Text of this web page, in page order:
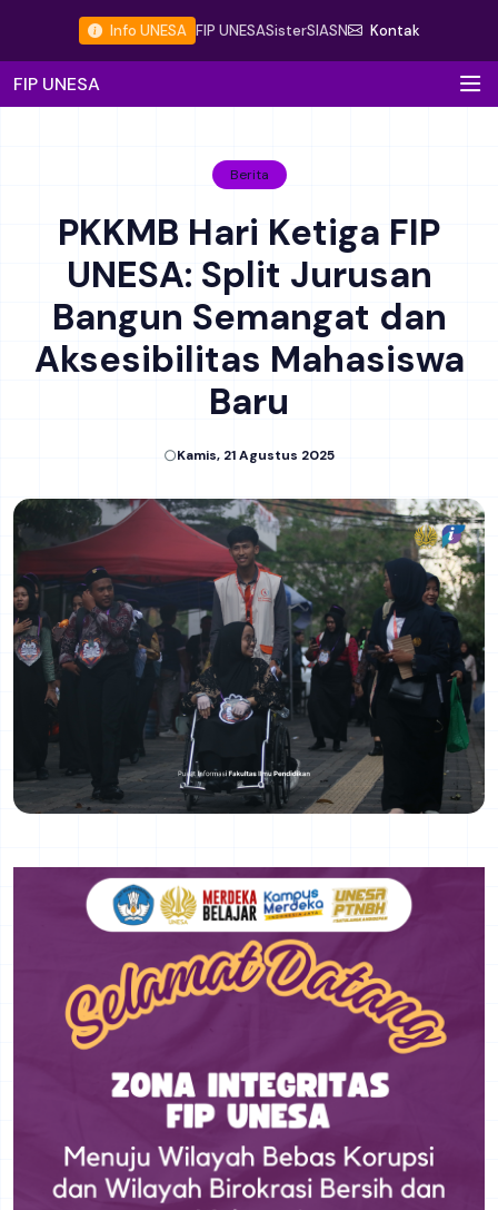
Info UNESA FIP UNESASisterSIASN Kontak
FIP UNESA
Berita
PKKMB Hari Ketiga FIP
UNESA: Split Jurusan
Bangun Semangat dan
Aksesibilitas Mahasiswa
Baru
Kamis, 21 Agustus 2025